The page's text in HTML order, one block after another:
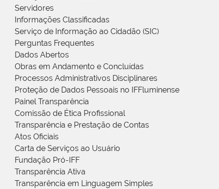
Servidores
Informações Classificadas
Serviço de Informação ao Cidadão (SIC)
Perguntas Frequentes
Dados Abertos
Obras em Andamento e Concluídas
Processos Administrativos Disciplinares
Proteção de Dados Pessoais no IFFluminense
Painel Transparência
Comissão de Ética Profissional
Transparência e Prestação de Contas
Atos Oficiais
Carta de Serviços ao Usuário
Fundação Pró-IFF
Transparência Ativa
Transparência em Linguagem Simples